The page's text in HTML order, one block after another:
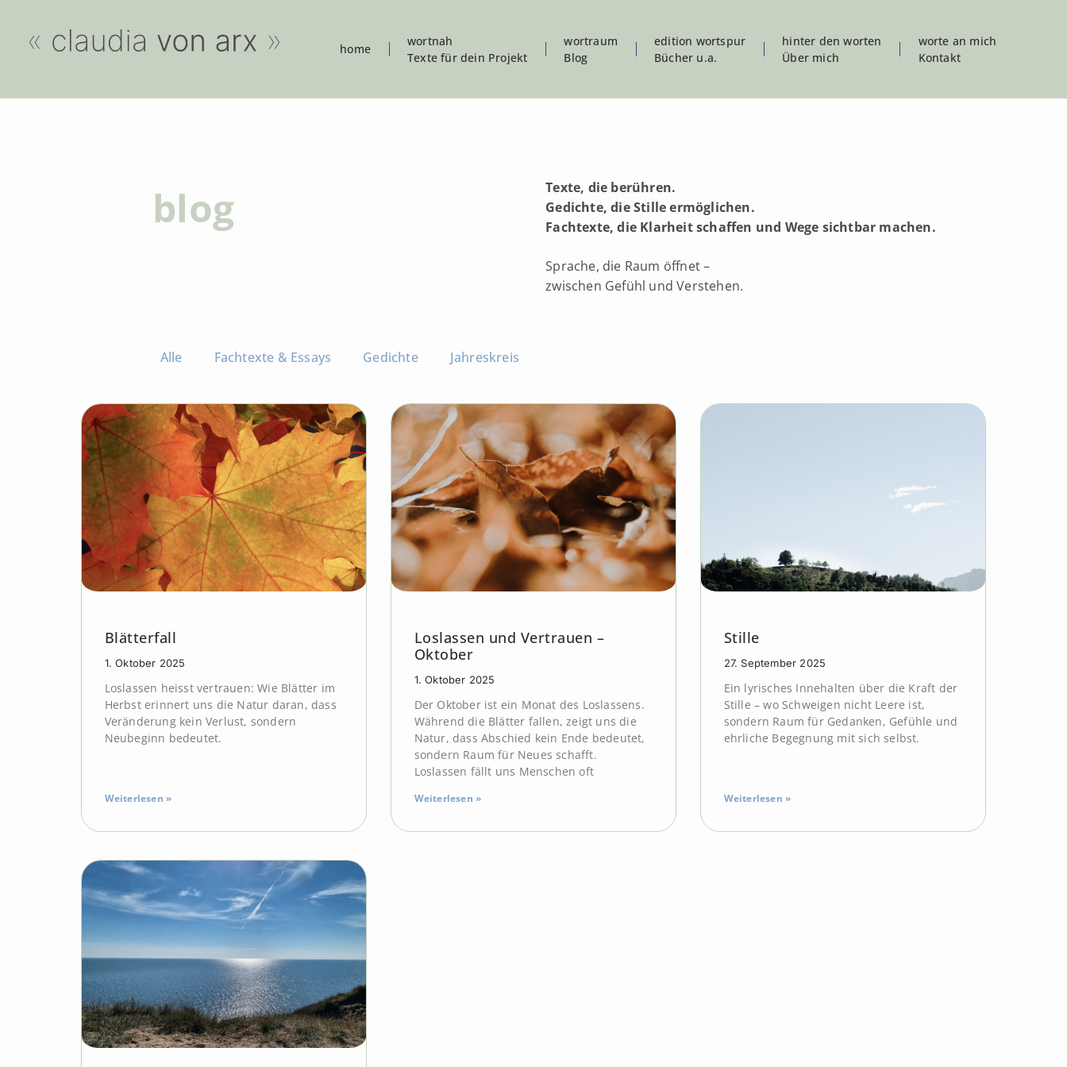
home
wortnah
Texte für dein Projekt
wortraum
Blog
edition wortspur
Bücher u.a.
hinter den worten
Über mich
worte an mich
Kontakt
blog
Texte, die berühren.
Gedichte, die Stille ermöglichen.
Fachtexte, die Klarheit schaffen und Wege sichtbar machen.
Sprache, die Raum öffnet –
zwischen Gefühl und Verstehen.
Alle Fachtexte & Essays Gedichte Jahreskreis
Blätterfall
1. Oktober 2025
Loslassen heisst vertrauen: Wie Blätter im
Herbst erinnert uns die Natur daran, dass
Veränderung kein Verlust, sondern
Neubeginn bedeutet.
Weiterlesen »
Loslassen und Vertrauen –
Oktober
1. Oktober 2025
Der Oktober ist ein Monat des Loslassens.
Während die Blätter fallen, zeigt uns die
Natur, dass Abschied kein Ende bedeutet,
sondern Raum für Neues schafft.
Loslassen fällt uns Menschen oft
Weiterlesen »
Stille
27. September 2025
Ein lyrisches Innehalten über die Kraft der
Stille – wo Schweigen nicht Leere ist,
sondern Raum für Gedanken, Gefühle und
ehrliche Begegnung mit sich selbst.
Weiterlesen »